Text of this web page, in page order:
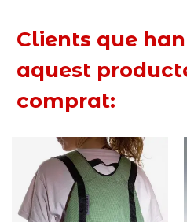
Clients que
aquest
comprat: